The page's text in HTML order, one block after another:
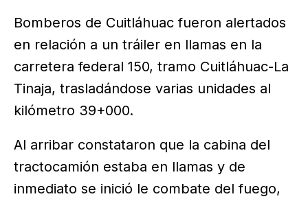
Bomberos de Cuitláhuac fueron alertados
en relación a un tráiler en llamas en la
carretera federal 150, tramo Cuitláhuac-La
Tinaja, trasladándose varias unidades al
kilómetro 39+000.
Al arribar constataron que la cabina del
tractocamión estaba en llamas y de
inmediato se inició le combate del fuego,